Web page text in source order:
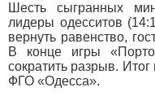
Шесть сыгранных
лидеры одесситов
вернуть равенство,
В конце игры
сократить разрыв.
ФГО «Одесса».